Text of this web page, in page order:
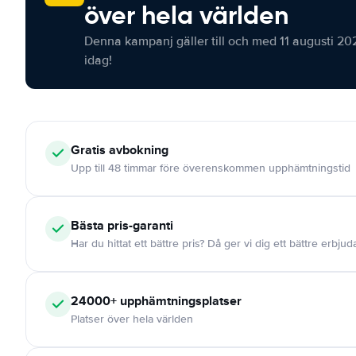
över hela världen
Denna kampanj gäller till och med 11 augusti
idag!
Gratis avbokning
Upp till 48 timmar före överenskommen upphämtningstid
Bästa pris-garanti
Har du hittat ett bättre pris? Då ger vi dig ett bättre
24000+ upphämtningsplatser
Platser över hela världen